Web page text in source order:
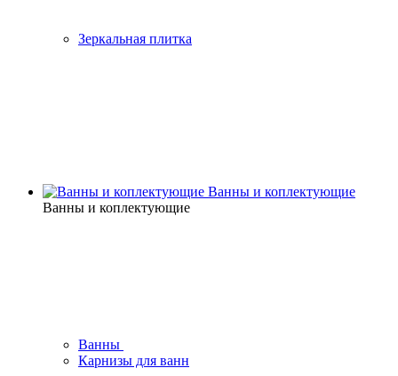
Зеркальная плитка
Ванны и коплектующие
Ванны и коплектующие
Ванны
Карнизы для ванн